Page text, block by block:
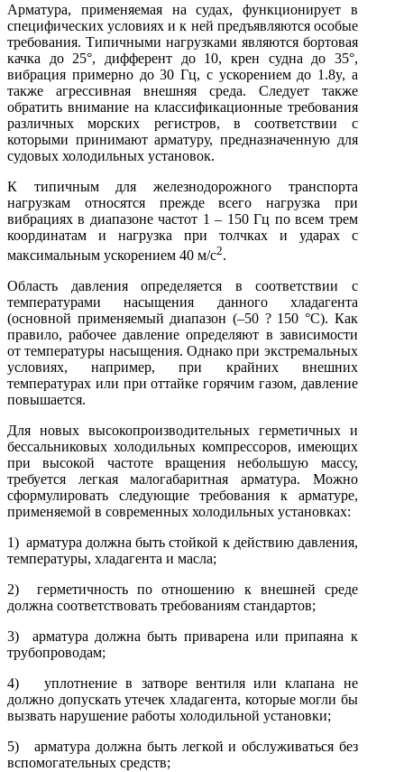
Арматура, применяемая на судах, функционирует в
специфичес­ких условиях и к ней предъявляются особые
требования. Типичными нагрузками являются бортовая
качка до 25°, дифферент до 10, крен судна до 35°,
вибрация примерно до 30 Гц, с ускорением до 1.8y, а
также агрессивная внешняя среда. Следует также
обратить внимание на классификационные требования
различных морских регистров, в соответствии с
которыми принимают арматуру, предназначенную для
судовых холодильных установок.
К типичным для железнодорожного транспорта
нагрузкам отно­сятся прежде всего нагрузка при
вибрациях в диапазоне частот 1 – 150 Гц по всем трем
координатам и нагрузка при толчках и ударах с
максимальным ускорением 40 м/с2.
Область давления определяется в соответствии с
температурами насыщения данного хладагента
(основной применяемый диапазон (–50 ? 150 °С). Как
правило, рабочее давление определяют в зависи­мости
от температуры насыщения. Однако при экстремальных
условиях, например, при крайних внешних
температурах или при оттайке горячим газом, давление
повышается.
Для новых высокопроизводительных герметичных и
бессальниковых холодильных компрессоров, имеющих
при высокой частоте вращения небольшую массу,
требуется легкая малогабаритная арматура. Можно
сформулировать следующие требования к арматуре,
приме­няемой в современных холодильных установках:
1) арматура должна быть стойкой к действию давления,
темпера­туры, хладагента и масла;
2) герметичность по отношению к внешней среде
должна соответ­ствовать требованиям стандартов;
3) арматура должна быть приварена или припаяна к
трубопроводам;
4) уплотнение в затворе вентиля или клапана не
должно допус­кать утечек хладагента, которые могли бы
вызвать нарушение работы холодильной установки;
5) арматура должна быть легкой и обслуживаться без
вспомога­тельных средств;